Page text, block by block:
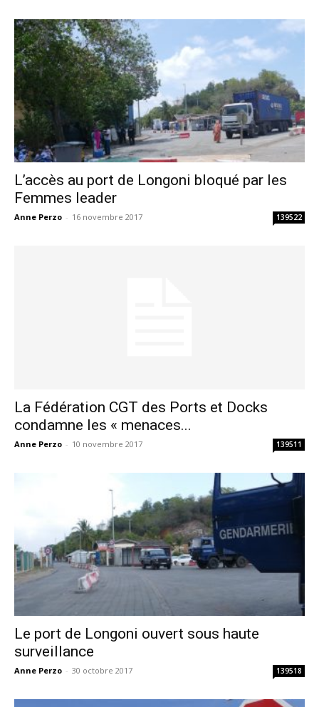
L’accès au port de Longoni bloqué par les
Femmes leader
Anne Perzo - 16 novembre 2017 139522
La Fédération CGT des Ports et Docks
condamne les « menaces...
Anne Perzo - 10 novembre 2017 139511
Le port de Longoni ouvert sous haute
surveillance
Anne Perzo - 30 octobre 2017 139518